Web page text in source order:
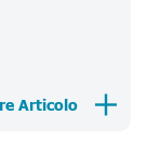
Articolo